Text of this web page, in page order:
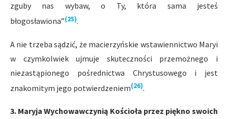
zguby nas wybaw, o Ty, która sama jesteś
błogosławiona”(25).
A nie trzeba sądzić, że macierzyńskie wstawiennictwo Maryi
w czymkolwiek ujmuje skuteczności przemożnego i
niezastąpionego pośrednictwa Chrystusowego i jest
znakomitym jego potwierdzeniem(26).
3. Maryja Wychowawczynią Kościoła przez piękno swoich